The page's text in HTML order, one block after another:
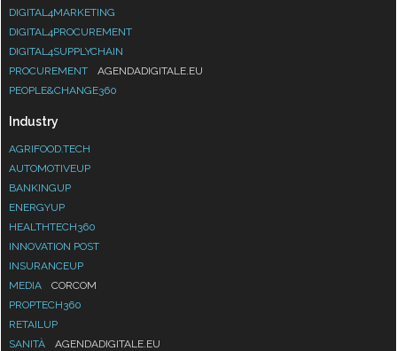
DIGITAL4MARKETING
DIGITAL4PROCUREMENT
DIGITAL4SUPPLYCHAIN
PROCUREMENT
AGENDADIGITALE.EU
PEOPLE&CHANGE360
Industry
AGRIFOOD.TECH
AUTOMOTIVEUP
BANKINGUP
ENERGYUP
HEALTHTECH360
INNOVATION POST
INSURANCEUP
MEDIA
CORCOM
PROPTECH360
RETAILUP
SANITÀ
AGENDADIGITALE.EU